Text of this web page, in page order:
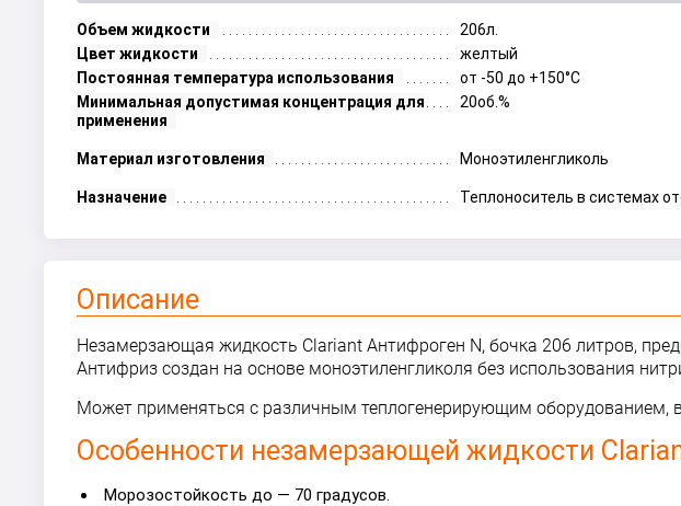
Объем жидкости
206л.
Цвет жидкости
желтый
Постоянная температура использования
от -50 до +150°C
Минимальная допустимая концентрация для
применения
20об.%
Материал изготовления Моноэтиленгликоль
Назначение Теплоноситель в системах
Описание
Незамерзающая жидкость Сlariant Антифроген N, бочка 206 литров,
Антифриз создан на основе моноэтиленгликоля без использования
Может применяться с различным теплогенерирующим оборудованием,
Особенности незамерзающей жидкости
Морозостойкость до — 70 градусов.